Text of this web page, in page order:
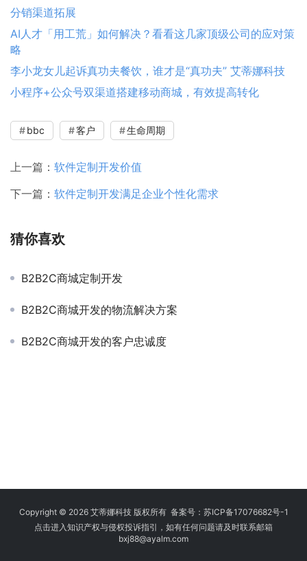
分销渠道拓展
AI人才「用工荒」如何解决？看看这几家顶级公司的应对策
略
李小龙女儿起诉真功夫餐饮，谁才是“真功夫” 艾蒂娜科技
小程序+公众号双渠道搭建移动商城，有效提高转化
bbc 客户 生命周期
上一篇： 软件定制开发价值
下一篇： 软件定制开发满足企业个性化需求
猜你喜欢
B2B2C商城定制开发
B2B2C商城开发的物流解决方案
B2B2C商城开发的客户忠诚度
Copyright © 2026 艾蒂娜科技 版权所有 备案号： 苏ICP备17076682号-1
点击进入知识产权与侵权投诉指引，如有任何问题请及时联系邮箱
bxj88@ayalm.com